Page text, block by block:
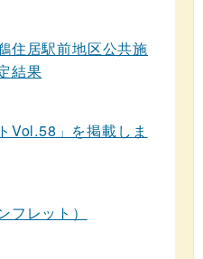
住居駅前地区公共施
結果
Vol.58」を掲載しま
レット）